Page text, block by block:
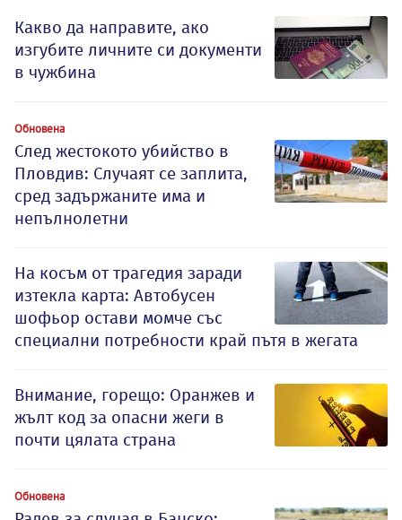
Какво да направите, ако
изгубите личните си документи
в чужбина
Обновена
След жестокото убийство в
Пловдив: Случаят се заплита,
сред задържаните има и
непълнолетни
На косъм от трагедия заради
изтекла карта: Автобусен
шофьор остави момче със
специални потребности край пътя в жегата
Внимание, горещо: Оранжев и
жълт код за опасни жеги в
почти цялата страна
Обновена